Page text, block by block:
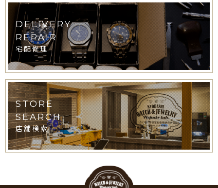
DELIVERY
REPAIR
宅配修理
STORE
SEARCH
店舗検索